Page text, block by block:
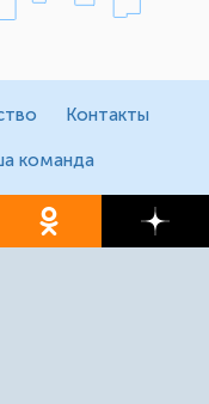
Контакты
команда